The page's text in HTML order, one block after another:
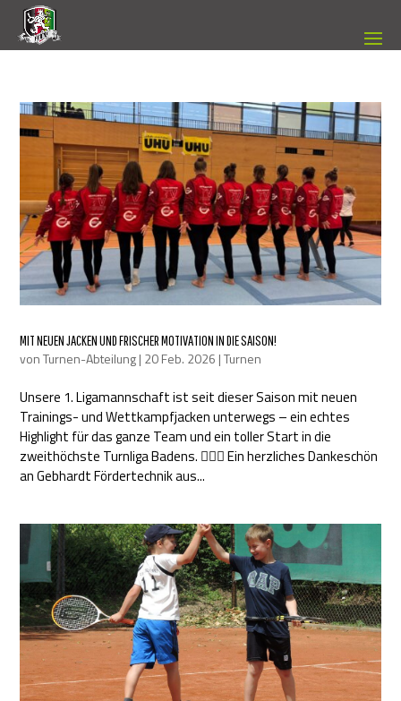
MIT NEUEN JACKEN UND FRISCHER MOTIVATION IN DIE SAISON!
vonTurnen-Abteilung| 20 Feb. 2026 |Turnen
Unsere 1. Ligamannschaft ist seit dieser Saison mit neuen
Trainings- und Wettkampfjacken unterwegs – ein echtes
Highlight für das ganze Team und ein toller Start in die
zweithöchste Turnliga Badens. 🤸‍♀️✨ Ein herzliches Dankeschön
an Gebhardt Fördertechnik aus...